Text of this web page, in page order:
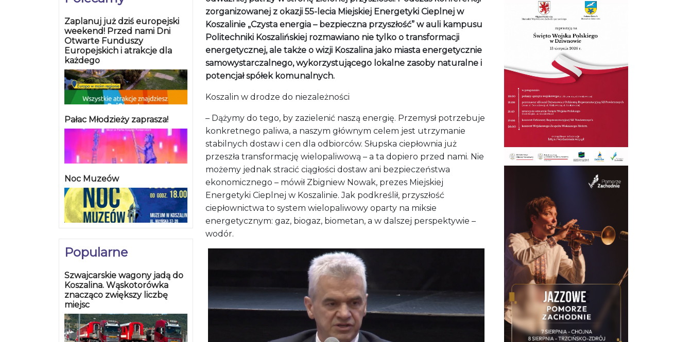
Pałac Młodzieży zaprasza!
Noc Muzeów
Popularne
Szwajcarskie wagony jadą do
Koszalina. Wąskotorówka
znacząco zwiększy liczbę
miejsc
Najpiękniejszy Festiwal Świata
wraca do Czaplinka.
Pol’and’Rock Festival 2026
Koszalin w drodze do niezależności
– Dążymy do tego, by zazielenić naszą energię. Przemysł potrzebuje
konkretnego paliwa, a naszym głównym celem jest utrzymanie
stabilnych dostaw i cen dla odbiorców. Słupska ciepłownia już
przeszła transformację wielopaliwową – a ta dopiero przed nami. Nie
możemy jednak stracić ciągłości dostaw ani bezpieczeństwa
Energetyki Cieplnej w Koszalinie. Jak podkreślił, przyszłość
ciepłownictwa to system wielopaliwowy oparty na miksie
energetycznym: gaz, biogaz, biometan, a w dalszej perspektywie –
wodór.
– Wszyscy modernizujemy nasze systemy tak, by zostawić sobie